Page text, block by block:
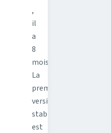
,
il
a
8
mois.
La
première
version
stable
est